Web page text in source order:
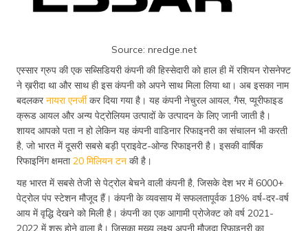
Source: nredge.net
एस्सार ग्रुप की एक सब्सिडियरी कंपनी की हिस्सेदारी को हाल ही में रशियन रोसनेफ्ट
ने ख़रीदा था और साथ ही इस कंपनी को अपने साथ मिला लिया था। अब इसका नाम
बदलकरनायरा एनर्जीकर दिया गया है। यह कंपनी नेचुरल आयल, गैस, प्यूरीफाइड
क्रूड आयल और अन्य पेट्रोलियम उत्पादों के उत्पादन के लिए जानी जाती है।
शायद आपको पता न हो लेकिन यह कंपनी वाडिनार रिफाइनरी का संचालन भी करती
है, जो भारत में दूसरी सबसे बड़ी प्राइवेट-ओन्ड रिफाइनरी है। इसकी वार्षिक
रिफाइनिंग क्षमता20 मिलियन टन की है।
यह भारत में सबसे तेजी से पेट्रोल बेचने वाली कंपनी है, जिसके देश भर में 6000+
पेट्रोल पंप स्टेशन मौजूद हैं। कंपनी के व्यवसाय में सफलतापूर्वक 18% वर्ष-दर-वर्ष
आय में वृद्धि देखने को मिली है। कंपनी का एक आगामी प्रोजेक्ट को वर्ष 2021-
2022 में शुरू होने वाला है। जिसका मुख्य लक्ष्य अपनी मौजूदा रिफाइनरी का